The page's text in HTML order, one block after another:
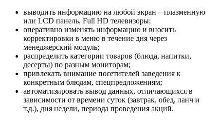
выводить информацию на любой экран – плазменную
или LCD панель, Full HD телевизоры;
оперативно изменять информацию и вносить
корректировки в меню в течение дня через
менеджерский модуль;
распределить категории товаров (блюда, напитки,
десерты) по разным мониторам;
привлекать внимание посетителей заведения к
конкретным блюдам, спецпредложениям;
автоматизировать вывод данных, отличающихся в
зависимости от времени суток (завтрак, обед, ланч и
т.д.), дня недели, периода проведения акций.